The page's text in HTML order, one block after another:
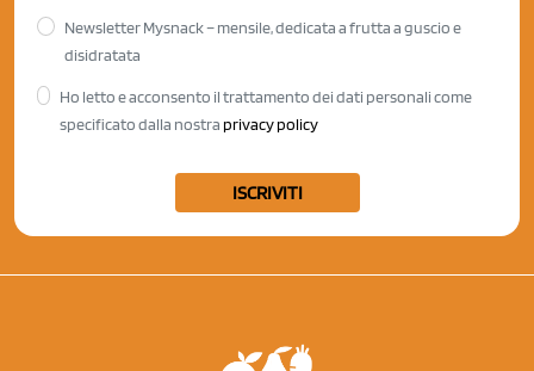
Newsletter Mysnack – mensile, dedicata a frutta a guscio e
disidratata
Ho letto e acconsento il trattamento dei dati personali come
specificato dalla nostra privacy policy
ISCRIVITI